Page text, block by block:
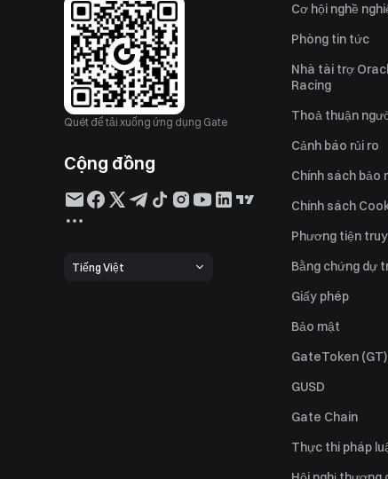
Quét để tải xuống ứng dụng Gate
Cộng đồng
Tiếng Việt
Cơ hội nghề
Phòng tin tức
Nhà tài trợ
Racing
Thoả thuận
Cảnh báo rủi ro
Chính sách bảo
Chính sách
Phương tiện
Bằng chứng dự
Giấy phép
Bảo mật
GateToken (GT)
GUSD
Gate Chain
Thực thi pháp